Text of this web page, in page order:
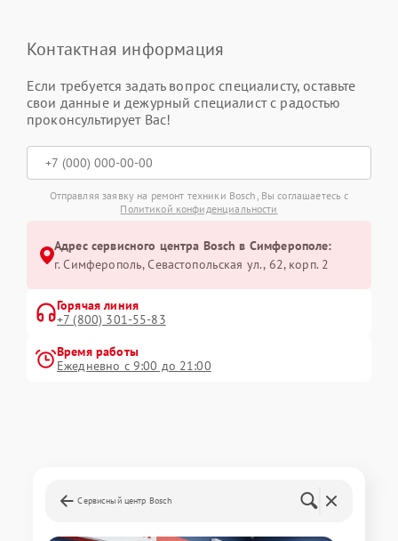
Контактная информация
Если требуется задать вопрос специалисту, оставьте
свои данные и дежурный специалист с радостью
проконсультирует Вас!
Отправляя заявку на ремонт техники Bosch, Вы соглашаетесь с
Политикой конфиденциальности
Адрес сервисного центра Bosch в Симферополе:
г. Симферополь, Севастопольская ул., 62, корп. 2
Горячая линия
+7 (800) 301-55-83
Время работы
Ежедневно с 9:00 до 21:00
Сервисный центр Bosch